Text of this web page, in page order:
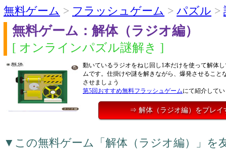
無料ゲーム > フラッシュゲーム > パズル >
無料ゲーム：解体（ラジオ編）
[ オンラインパズル謎解き ]
動いているラジオをねじ回し1本だけを使って解体
ムです。仕掛けや謎を解きながら、爆発させること
させましょう
第5回おすすめ無料フラッシュゲームにて紹介して
⇒ 解体（ラジオ編）をプレイ
▼この無料ゲーム「解体（ラジオ編）」を